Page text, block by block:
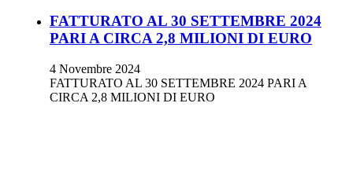
FATTURATO AL 30 SETTEMBRE 2024
PARI A CIRCA 2,8 MILIONI DI EURO
4 Novembre 2024
FATTURATO AL 30 SETTEMBRE 2024 PARI A
CIRCA 2,8 MILIONI DI EURO